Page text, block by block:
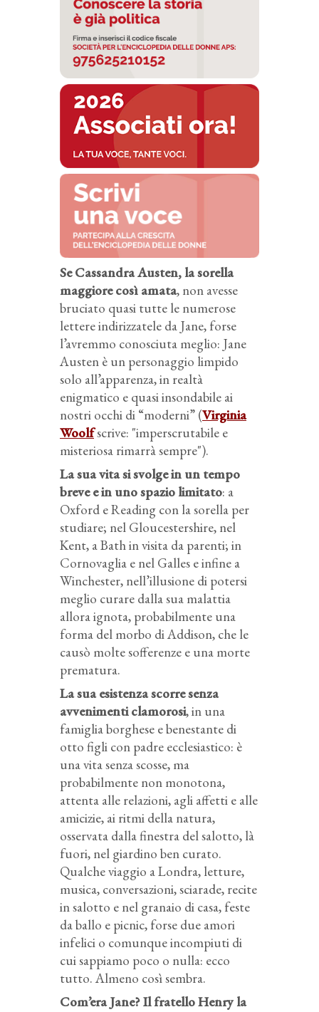
Se Cassandra Austen, la sorella
maggiore così amata, non avesse
bruciato quasi tutte le numerose
lettere indirizzatele da Jane, forse
l’avremmo conosciuta meglio: Jane
Austen è un personaggio limpido
solo all’apparenza, in realtà
enigmatico e quasi insondabile ai
nostri occhi di “moderni” (Virginia
Woolfscrive: "imperscrutabile e
misteriosa rimarrà sempre").
La sua vita si svolge in un tempo
breve e in uno spazio limitato: a
Oxford e Reading con la sorella per
studiare; nel Gloucestershire, nel
Kent, a Bath in visita da parenti; in
Cornovaglia e nel Galles e infine a
Winchester, nell’illusione di potersi
meglio curare dalla sua malattia
allora ignota, probabilmente una
forma del morbo di Addison, che le
causò molte sofferenze e una morte
prematura.
La sua esistenza scorre senza
avvenimenti clamorosi, in una
famiglia borghese e benestante di
otto figli con padre ecclesiastico: è
una vita senza scosse, ma
probabilmente non monotona,
attenta alle relazioni, agli affetti e alle
amicizie, ai ritmi della natura,
osservata dalla finestra del salotto, là
fuori, nel giardino ben curato.
Qualche viaggio a Londra, letture,
musica, conversazioni, sciarade, recite
in salotto e nel granaio di casa, feste
da ballo e picnic, forse due amori
infelici o comunque incompiuti di
cui sappiamo poco o nulla: ecco
tutto. Almeno così sembra.
Com’era Jane?Il fratello Henry la